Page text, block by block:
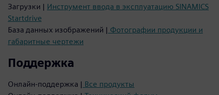
Загрузки | Инструмент ввода в эксплуатацию SINAMICS
Startdrive
База данных изображений | Фотографии продукции и
габаритные чертежи
Поддержка
Онлайн-поддержка | Все продукты